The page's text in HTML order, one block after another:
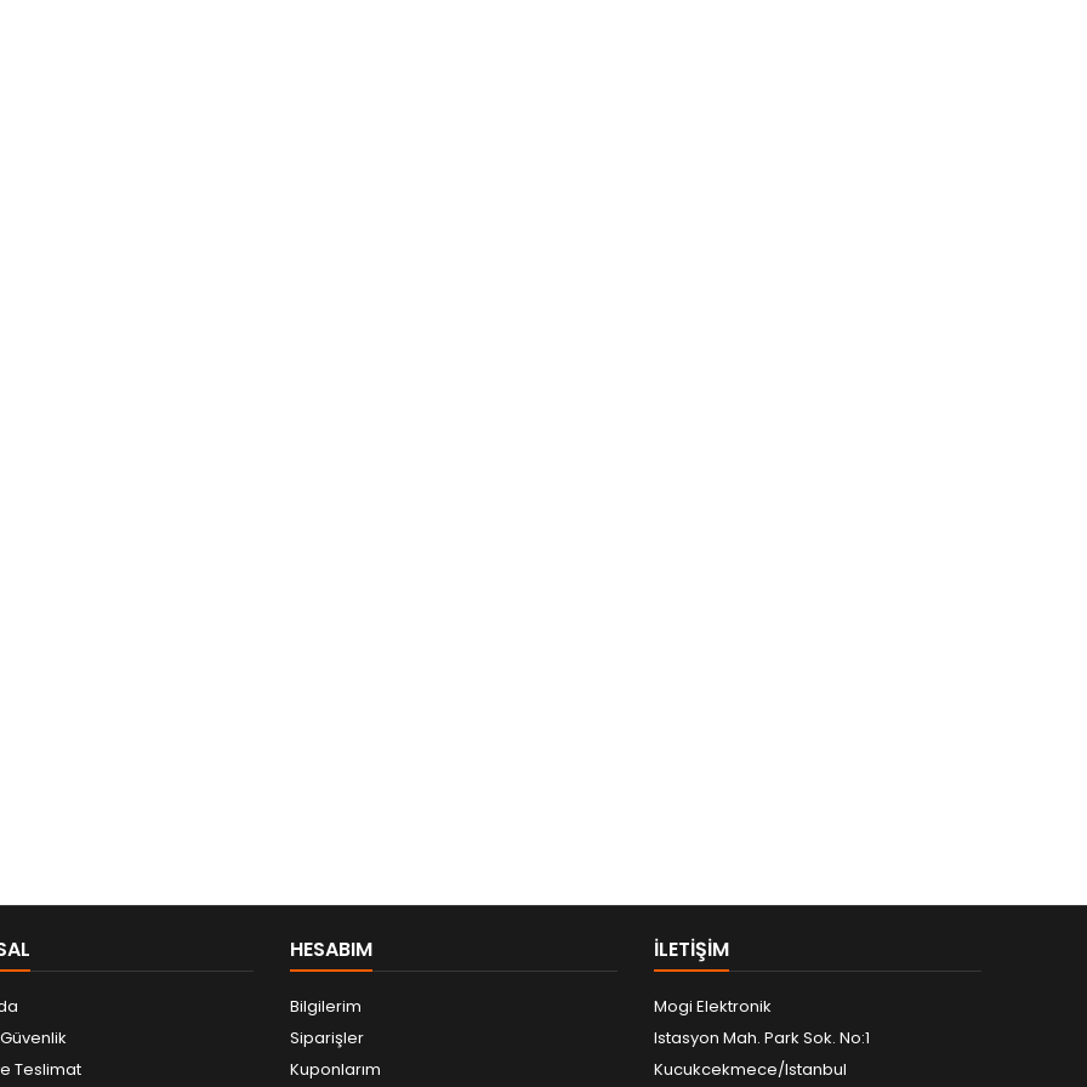
Teslimat
HESABIM
Bilgilerim
Siparişler
Kuponlarım
ILETIŞIM
Mogi Elektronik
Istasyon Mah. Park Sok. No:1
Kucukcekmece/Istanbul